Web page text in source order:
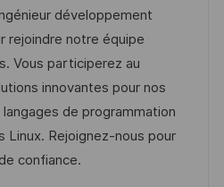
t
e
g
o
r
i
e
développement
rejoindre notre équipe
Vous participerez au
innovantes pour nos
de programmation
Linux. Rejoignez-nous pour
confiance.